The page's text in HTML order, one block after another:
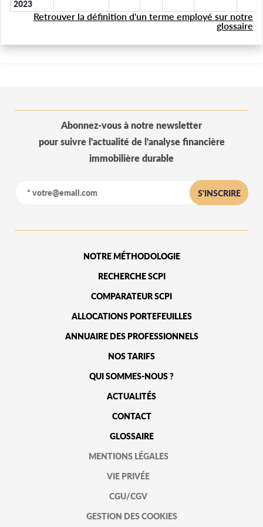
2023
Retrouver la définition d'un terme employé sur notre
glossaire
Abonnez-vous à notre newsletter
pour suivre l'actualité de l'analyse financière
immobilière durable
S'INSCRIRE
NOTRE MÉTHODOLOGIE
RECHERCHE SCPI
COMPARATEUR SCPI
ALLOCATIONS PORTEFEUILLES
ANNUAIRE DES PROFESSIONNELS
NOS TARIFS
QUI SOMMES-NOUS ?
ACTUALITÉS
CONTACT
GLOSSAIRE
MENTIONS LÉGALES
VIE PRIVÉE
CGU/CGV
GESTION DES COOKIES